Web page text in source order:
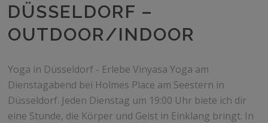
DÜSSELDORF –
OUTDOOR/INDOOR
Yoga in Düsseldorf - Erlebe Vinyasa Yoga am
Dienstagabend bei Holmes Place am Seestern in
Düsseldorf. Jeden Dienstag um 19:00 Uhr biete ich dir
eine Stunde, die Körper und Geist in Einklang bringt. In